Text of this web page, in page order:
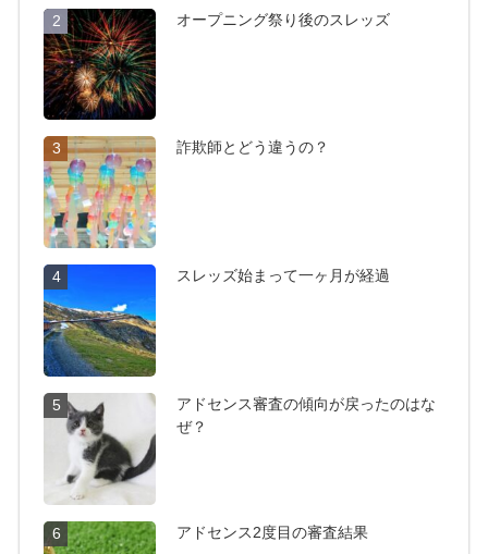
2 オープニング祭り後のスレッズ
3 詐欺師とどう違うの？
4 スレッズ始まって一ヶ月が経過
5
アドセンス審査の傾向が戻ったのはな
ぜ？
6 アドセンス2度目の審査結果